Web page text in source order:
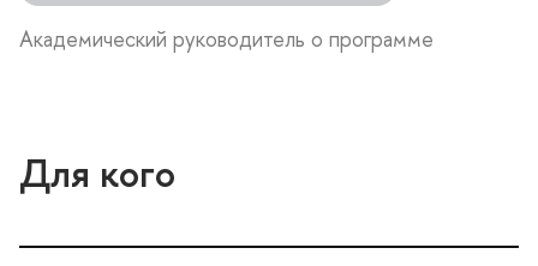
Академический руководитель о программе
Для кого